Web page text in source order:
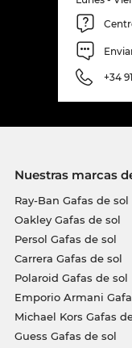
+34
Nuestras marcas
Ray-Ban Gafas de sol
Oakley Gafas de sol
Persol Gafas de sol
Carrera Gafas de sol
Polaroid Gafas de sol
Emporio Armani
Michael Kors Gafas
Guess Gafas de sol